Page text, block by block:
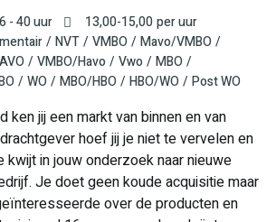
- 40 uur 13,00-15,00per uur
NVT VMBO
Mavo/VMBO
VMBO/Havo Vwo
MBO
WO MBO/HBO HBO/WO Post WO
ken jij een markt van binnen en van
hoef jij je niet te vervelen en
kwijt in jouw onderzoek naar nieuwe
Je doet geen koude acquisitie maar
over de producten en